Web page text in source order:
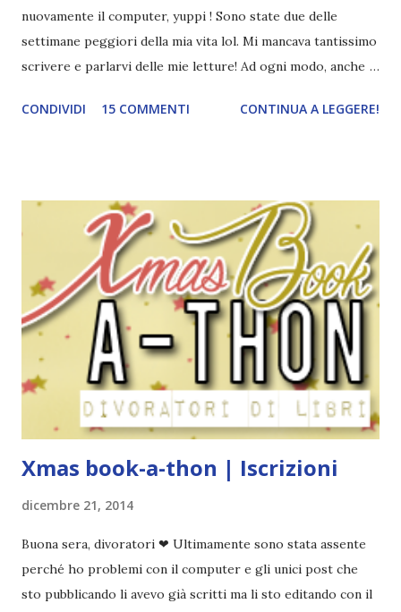
nuovamente il computer, yuppi ! Sono state due delle
settimane peggiori della mia vita lol. Mi mancava tantissimo
scrivere e parlarvi delle mie letture! Ad ogni modo, anche
quasi tutte abbiamo terminato il libro (lol), voglio
dicembre | Seconda tappa: da capitolo 23 a 44. √ → 17
dicembre: recap tappa #2 • 18/27 dicembre | terza tappa:
ultimi capitoli. 27 dicembre| recap tappa #3 e conclusione
gruppo di lettura.
CONDIVIDI 15 COMMENTI CONTINUA A LEGGERE!
Xmas book-a-thon | Iscrizioni
dicembre 21, 2014
Buona sera, divoratori ❤ Ultimamente sono stata assente
perché ho problemi con il computer e gli unici post che
sto pubblicando li avevo già scritti ma li sto editando con il